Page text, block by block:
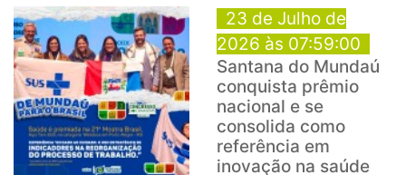
23 de Julho de
2026 às 07:59:00
Santana do Mundaú
conquista prêmio
nacional e se
consolida como
referência em
inovação na saúde